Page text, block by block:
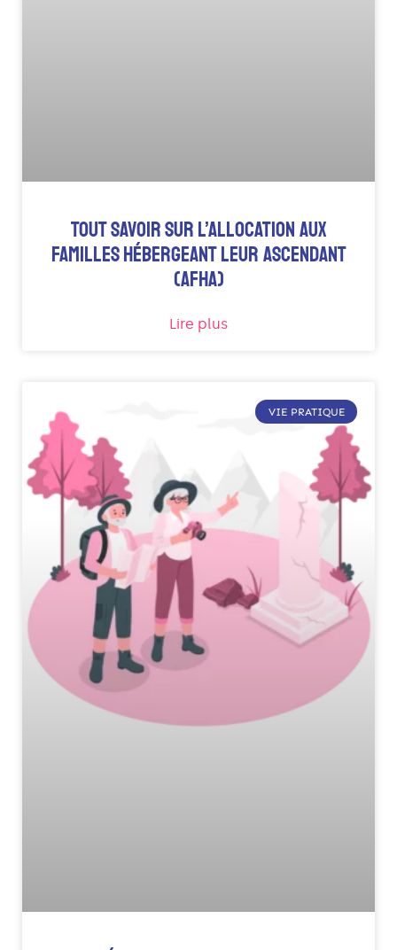
TOUT SAVOIR SUR L’ALLOCATION AUX
FAMILLES HÉBERGEANT LEUR ASCENDANT
(AFHA)
Lire plus
VIE PRATIQUE